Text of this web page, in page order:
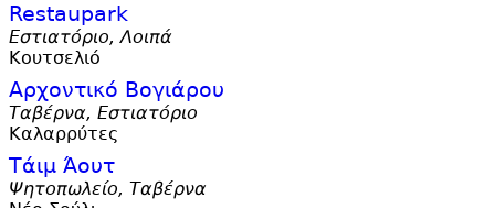
Restaupark
Εστιατόριο, Λοιπά
Κουτσελιό
Αρχοντικό Βογιάρου
Ταβέρνα, Εστιατόριο
Καλαρρύτες
Τάιμ Άουτ
Ψητοπωλείο, Ταβέρνα